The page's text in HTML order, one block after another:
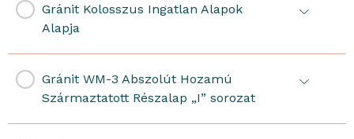
Gránit Kolosszus Ingatlan Alapok
Alapja
Gránit WM-3 Abszolút Hozamú
Származtatott Részalap „I” sorozat